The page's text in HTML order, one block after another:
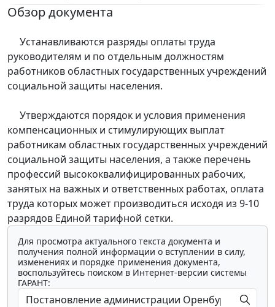
Обзор документа
Устанавливаются разряды оплаты труда
руководителям и по отдельным должностям
работников областных государственных учреждений
социальной защиты населения.
Утверждаются порядок и условия применения
компенсационных и стимулирующих выплат
работникам областных государственных учреждений
социальной защиты населения, а также перечень
профессий высококвалифицированных рабочих,
занятых на важных и ответственных работах, оплата
труда которых может производиться исходя из 9-10
разрядов Единой тарифной сетки.
Для просмотра актуального текста документа и
получения полной информации о вступлении в силу,
изменениях и порядке применения документа,
воспользуйтесь поиском в Интернет-версии системы
ГАРАНТ: